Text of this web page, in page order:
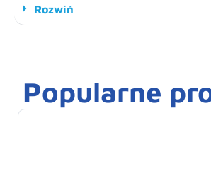
Rozwiń
Popularne